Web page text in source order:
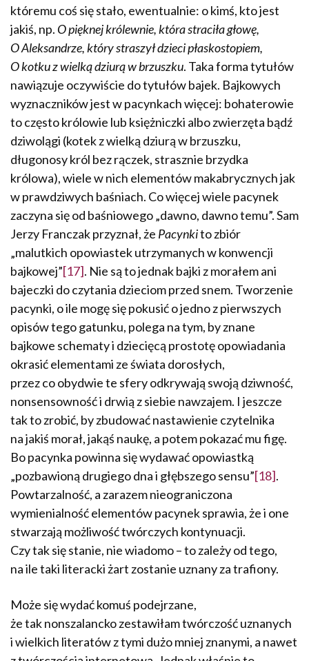
któremu coś się stało, ewentualnie: o kimś, kto jest
jakiś, np. O pięknej królewnie, która straciła głowę,
O Aleksandrze, który straszył dzieci płaskostopiem,
O kotku z wielką dziurą w brzuszku. Taka forma tytułów
nawiązuje oczy­wiście do tytułów bajek. Bajkowych
wyznaczników jest w pacynkach więcej: bohaterowie
to często królowie lub księżniczki albo zwierzęta bądź
dziwolągi (kotek z wielką dziurą w brzuszku,
długonosy król bez rączek, strasznie brzydka
królowa), wiele w nich elementów makabrycznych jak
w prawdziwych baśniach. Co więcej wiele pacynek
zaczyna się od baśniowego „dawno, dawno temu”. Sam
Jerzy Franczak przyznał, że Pacynkito zbiór
„malutkich opowiastek utrzymanych w konwencji
bajkowej”[17]. Nie są to jednak bajki z morałem ani
bajeczki do czytania dzieciom przed snem. Tworzenie
pacynki, o ile mogę się pokusić o jedno z pierwszych
opisów tego gatunku, polega na tym, by znane
bajkowe schematy i dziecięcą prostotę opowiadania
okrasić elementami ze świata dorosłych,
przez co obydwie te sfery odkrywają swoją dziwność,
nonsensowność i drwią z siebie nawzajem. I jeszcze
tak to zrobić, by zbudować nastawienie czytelnika
na jakiś morał, jakąś naukę, a potem pokazać mu figę.
Bo pacynka powinna się wydawać opowiastką
„pozbawioną drugiego dna i głębszego sensu”[18].
Powtarzalność, a zarazem nieograniczona
wymienialność elementów pacynek sprawia, że i one
stwarzają możliwość twórczych kontynuacji.
Czy tak się stanie, nie wiadomo – to zależy od tego,
na ile taki literacki żart zostanie uznany za trafiony.
Może się wydać komuś podejrzane,
że tak nonszalancko zestawiłam twórczość uznanych
i wielkich literatów z tymi dużo mniej znanymi, a nawet